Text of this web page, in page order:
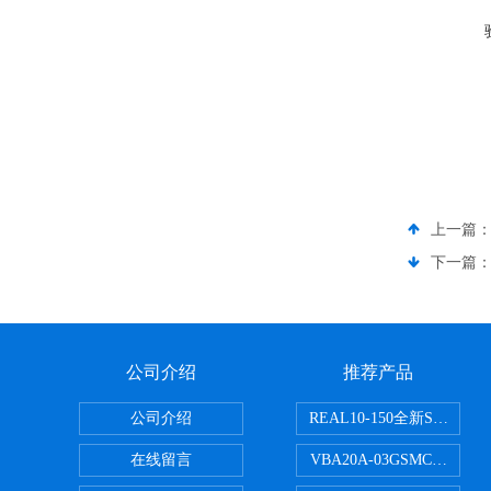
上一篇：
下一篇：
公司介绍
公司介绍
在线留言
推荐产品
REAL10-150全新SMC正
VBA20A-03GSMC增压阀